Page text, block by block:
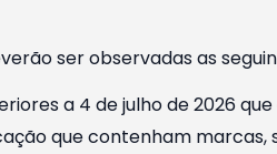
ser observadas as
a 4 de julho de 2026
que contenham